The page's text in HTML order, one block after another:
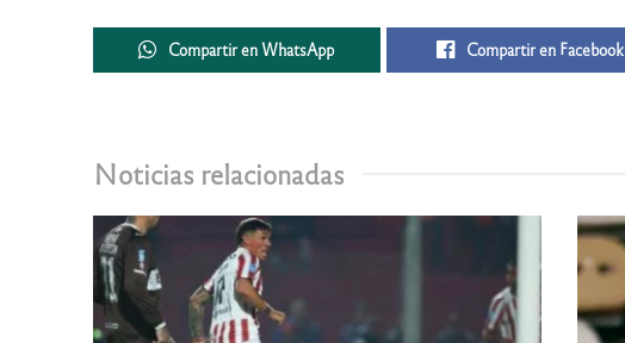
Compartir en WhatsApp Compartir en Facebook
Noticias relacionadas